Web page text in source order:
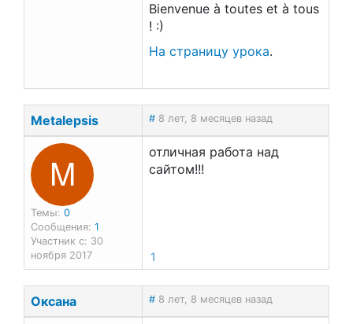
Bienvenue à toutes et à tous
! :)
На страницу урока.
Metalepsis # 8 лет, 8 месяцев назад
M
Темы: 0
Сообщения: 1
Участник с: 30
ноября 2017
отличная работа над
сайтом!!!
1
Оксана # 8 лет, 8 месяцев назад